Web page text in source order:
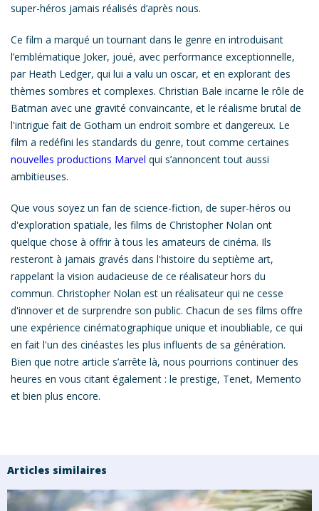
super-héros jamais réalisés d’après nous.
Ce film a marqué un tournant dans le genre en introduisant
l’emblématique Joker, joué, avec performance exceptionnelle,
par Heath Ledger, qui lui a valu un oscar, et en explorant des
thèmes sombres et complexes. Christian Bale incarne le rôle de
Batman avec une gravité convaincante, et le réalisme brutal de
l'intrigue fait de Gotham un endroit sombre et dangereux. Le
film a redéfini les standards du genre, tout comme certaines
nouvelles productions Marvel qui s’annoncent tout aussi
ambitieuses.
Que vous soyez un fan de science-fiction, de super-héros ou
d'exploration spatiale, les films de Christopher Nolan ont
quelque chose à offrir à tous les amateurs de cinéma. Ils
resteront à jamais gravés dans l'histoire du septième art,
rappelant la vision audacieuse de ce réalisateur hors du
commun. Christopher Nolan est un réalisateurqui ne cesse
d'innover et de surprendre son public. Chacun de ses films offre
une expérience cinématographique unique et inoubliable, ce qui
en fait l'un des cinéastes les plus influents de sa génération.
Bien que notre article s’arrête là, nous pourrions continuer des
heures en vous citant également : le prestige, Tenet, Memento
et bien plus encore.
Articles similaires